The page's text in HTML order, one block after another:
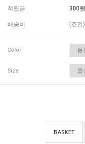
적립금 300원
배송비 (조건)
Color
Size
BASKET